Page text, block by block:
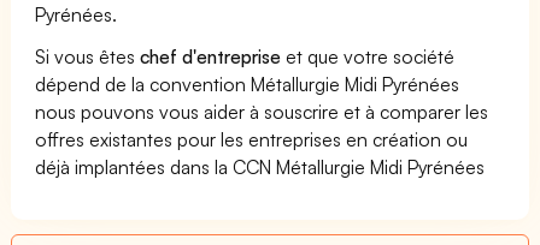
Pyrénées.
Si vous êteschef d'entreprise et que votre société
dépend de la convention Métallurgie Midi Pyrénées
nous pouvons vous aider à souscrire et à comparer les
offres existantes pour les entreprises en création ou
déjà implantées dans la CCN Métallurgie Midi Pyrénées